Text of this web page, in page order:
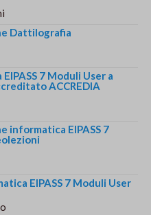
Dattilografia
7 Moduli User a
ACCREDIA
informatica EIPASS 7
EIPASS 7 Moduli User